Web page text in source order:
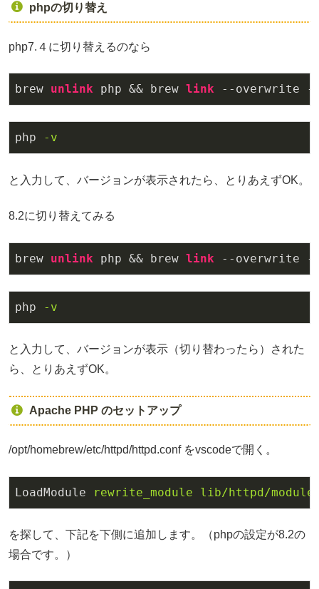
phpの切り替え
php7.４に切り替えるのなら
brew unlink php && brew link --overwrite --
php -v
と入力して、バージョンが表示されたら、とりあえずOK。
8.2に切り替えてみる
brew unlink php && brew link --overwrite --
php -v
と入力して、バージョンが表示（切り替わったら）された
ら、とりあえずOK。
Apache PHP のセットアップ
/opt/homebrew/etc/httpd/httpd.conf をvscodeで開く。
LoadModule rewrite_module lib/httpd/
を探して、下記を下側に追加します。（phpの設定が8.2の
場合です。）